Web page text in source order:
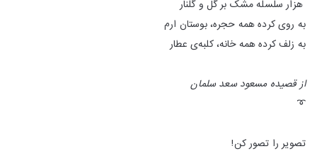
هزار سلسله مشک بر گل و گلنار
به روی کرده همه حجره، بوستان ارم
به زلف کرده همه خانه، کلبه‌ی عطار
از قصیده مسعود سعد سلمان
➰
تصویر را تصور کن!